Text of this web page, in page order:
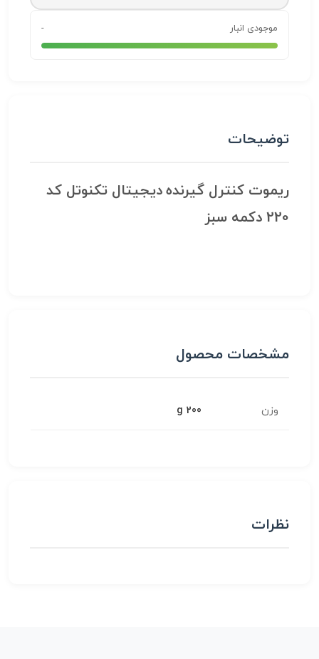
موجودی انبار -
توضیحات
ریموت کنترل گیرنده دیجیتال تکنوتل کد
220 دکمه سبز
مشخصات محصول
وزن 200 g
نظرات